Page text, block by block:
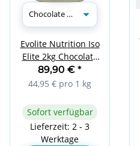
Evolite Nutrition Iso
Elite 2kg Chocolate
Peanut
89,90 € *
44,95 € pro 1 kg
Sofort verfügbar
Lieferzeit: 2 - 3
Werktage